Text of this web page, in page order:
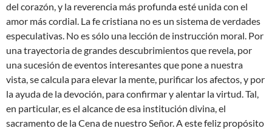
del corazón, y la reverencia más profunda esté unida con el
amor más cordial. La fe cristiana no es un sistema de verdades
especulativas. No es sólo una lección de instrucción moral. Por
una trayectoria de grandes descubrimientos que revela, por
una sucesión de eventos interesantes que pone a nuestra
vista, se calcula para elevar la mente, purificar los afectos, y por
la ayuda de la devoción, para confirmar y alentar la virtud. Tal,
en particular, es el alcance de esa institución divina, el
sacramento de la Cena de nuestro Señor. A este feliz propósito